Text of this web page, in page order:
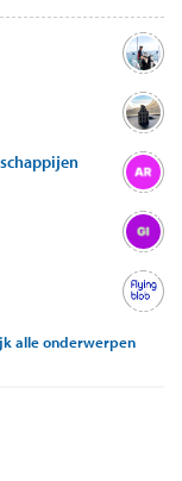
alle onderwerpen